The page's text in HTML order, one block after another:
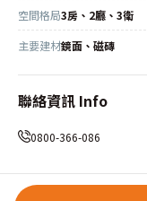
空間格局3房、2廳、3衛
主要建材鏡面、磁磚
聯絡資訊 Info
0800-366-086